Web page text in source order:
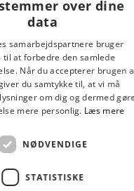
M
LÆG I KURV
over dine
data
samarbejdspartnere bruger
til at forbedre den samlede
Når du accepterer brugen
du samtykke til, at vi må
om dig og dermed
mere personlig. Læs mere
NØDVENDIGE
STATISTISKE